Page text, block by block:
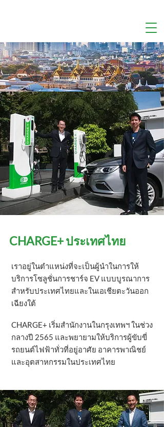
CHARGE+ ประเทศไทย
เราอยู่ในตำแหน่งที่จะเป็นผู้นำในการให้
บริการโซลูชั่นการชาร์จ EV แบบบูรณาการ
สำหรับประเทศไทยและในเอเชียตะวันออก
เฉียงใต้
CHARGE+ เริ่มสำนักงานในกรุงเทพฯ ในช่วง
กลางปี ​​2565 และพยายามให้บริการผู้ขับขี่
รถยนต์ไฟฟ้าทั่วที่อยู่อาศัย อาคารพาณิชย์
และอุตสาหกรรมในประเทศไทย